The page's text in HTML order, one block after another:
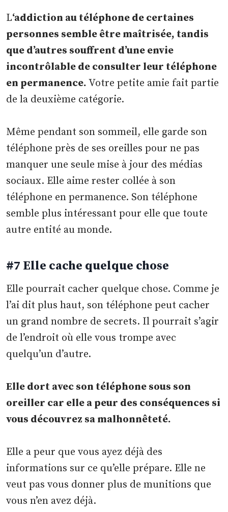
L‘addiction au téléphone de certaines
personnes semble être maîtrisée, tandis
que d’autres souffrent d’une envie
incontrôlable de consulter leur téléphone
en permanence. Votre petite amie fait partie
de la deuxième catégorie.
Même pendant son sommeil, elle garde son
téléphone près de ses oreilles pour ne pas
manquer une seule mise à jour des médias
sociaux. Elle aime rester collée à son
téléphone en permanence. Son téléphone
semble plus intéressant pour elle que toute
autre entité au monde.
#7 Elle cache quelque chose
Elle pourrait cacher quelque chose. Comme je
l’ai dit plus haut, son téléphone peut cacher
un grand nombre de secrets. Il pourrait s’agir
de l’endroit où elle vous trompe avec
quelqu’un d’autre.
Elle dort avec son téléphone sous son
oreiller car elle a peur des conséquences si
vous découvrez sa malhonnêteté.
Elle a peur que vous ayez déjà des
informations sur ce qu’elle prépare. Elle ne
veut pas vous donner plus de munitions que
vous n’en avez déjà.